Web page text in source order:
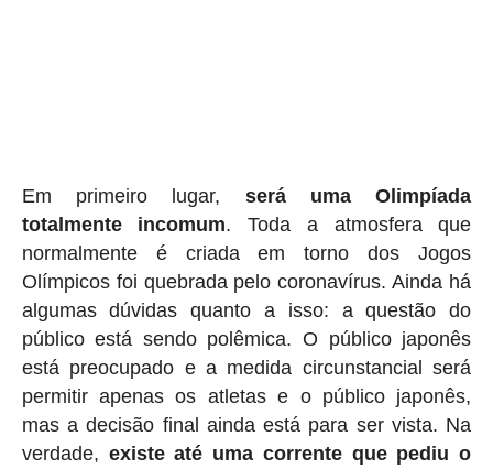
Em primeiro lugar, será uma Olimpíada
totalmente incomum. Toda a atmosfera que
normalmente é criada em torno dos Jogos
Olímpicos foi quebrada pelo coronavírus. Ainda há
algumas dúvidas quanto a isso: a questão do
público está sendo polêmica. O público japonês
está preocupado e a medida circunstancial será
permitir apenas os atletas e o público japonês,
mas a decisão final ainda está para ser vista. Na
verdade, existe até uma corrente que pediu o